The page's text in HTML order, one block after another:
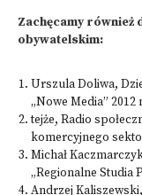
Zachęcamy
obywatelskim:
Urszula Doliwa,
„Nowe Media” 2012
tejże, Radio
komercyjnego
Michał
„Regionalne Studia
Andrzej